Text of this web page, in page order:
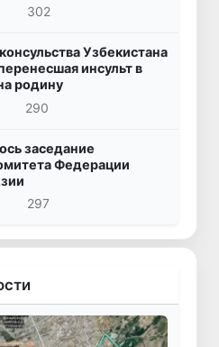
302
Узбекистана
инсульт в
родину
290
заседание
Федерации
297